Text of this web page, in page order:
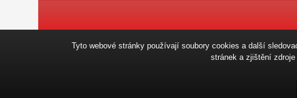
Tyto webové stránky používají soubory cookies a další
stránek a zjištění